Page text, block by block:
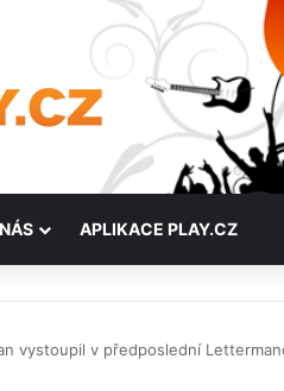
APLIKACE PLAY.CZ
vystoupil v předposlední